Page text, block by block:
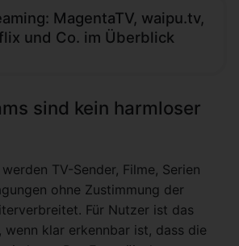
MagentaTV, waipu.tv,
und Co. im Überblick
sind kein harmloser
TV-Sender, Filme, Serien
ohne Zustimmung der
Für Nutzer ist das
wenn klar erkennbar ist, dass die